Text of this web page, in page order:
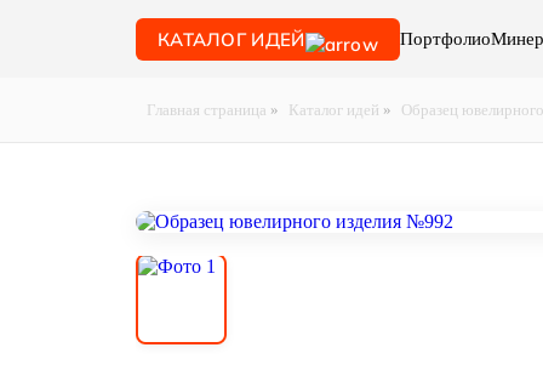
КАТАЛОГ ИДЕЙ Портфолио
Главная страница » Каталог идей » Образец